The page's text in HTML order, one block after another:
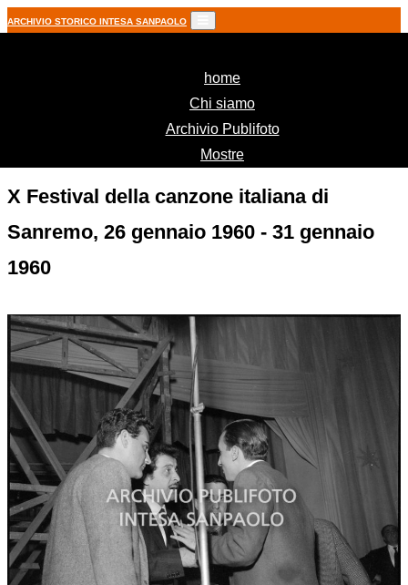
ARCHIVIO STORICO INTESA SANPAOLO
home(current)
Chi siamo
Archivio Publifoto
Mostre
X Festival della canzone italiana di
Sanremo, 26 gennaio 1960 - 31 gennaio
1960